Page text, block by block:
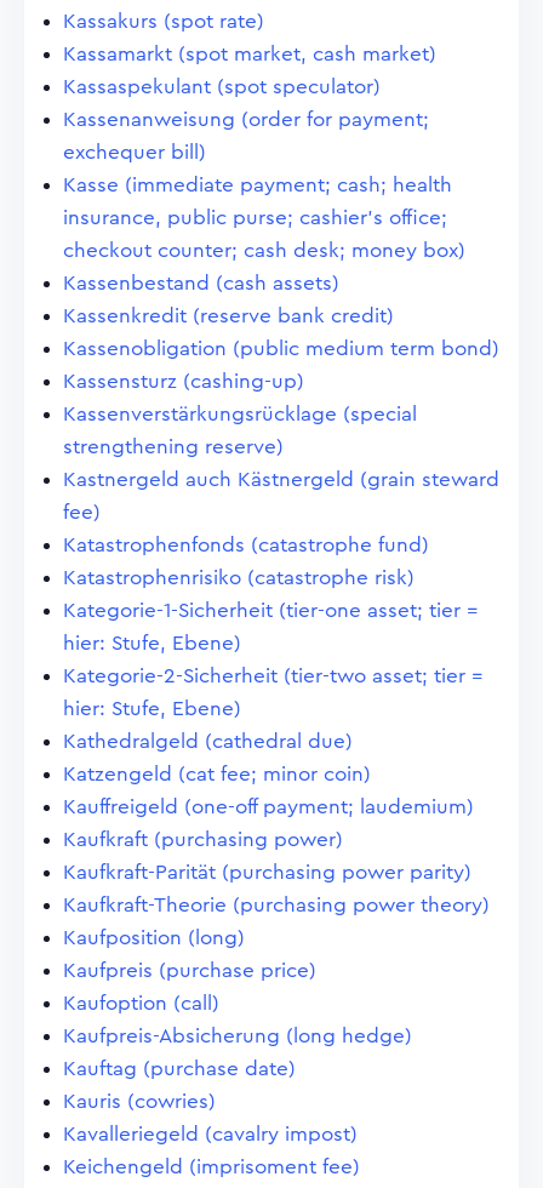
Kassakurs (spot rate)
Kassamarkt (spot market, cash market)
Kassaspekulant (spot speculator)
Kassenanweisung (order for payment;
exchequer bill)
Kasse (immediate payment; cash; health
insurance, public purse; cashier's office;
checkout counter; cash desk; money box)
Kassenbestand (cash assets)
Kassenkredit (reserve bank credit)
Kassenobligation (public medium term bond)
Kassensturz (cashing-up)
Kassenverstärkungsrücklage (special
strengthening reserve)
Kastnergeld auch Kästnergeld (grain steward
fee)
Katastrophenfonds (catastrophe fund)
Katastrophenrisiko (catastrophe risk)
Kategorie-1-Sicherheit (tier-one asset; tier =
hier: Stufe, Ebene)
Kategorie-2-Sicherheit (tier-two asset; tier =
hier: Stufe, Ebene)
Kathedralgeld (cathedral due)
Katzengeld (cat fee; minor coin)
Kauffreigeld (one-off payment; laudemium)
Kaufkraft (purchasing power)
Kaufkraft-Parität (purchasing power parity)
Kaufkraft-Theorie (purchasing power theory)
Kaufposition (long)
Kaufpreis (purchase price)
Kaufoption (call)
Kaufpreis-Absicherung (long hedge)
Kauftag (purchase date)
Kauris (cowries)
Kavalleriegeld (cavalry impost)
Keichengeld (imprisoment fee)